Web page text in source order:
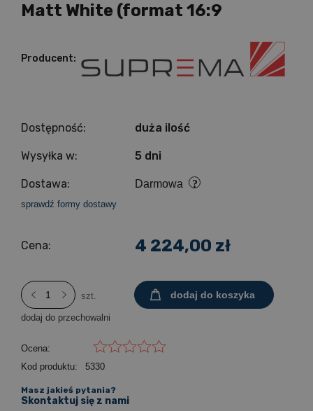
Matt White (format 16:9
Producent:
Dostępność: duża ilość
Wysyłka w: 5 dni
Dostawa: Darmowa
sprawdź formy dostawy
Cena: 4 224,00 zł
szt. dodaj do koszyka
dodaj do przechowalni
Ocena:
Kod produktu:
5330
Masz jakieś pytania?
Skontaktuj się z nami